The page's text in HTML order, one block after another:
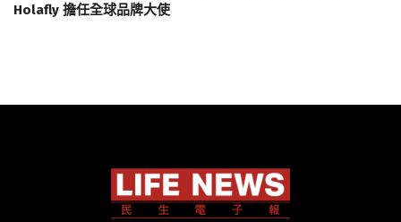
Holafly 擔任全球品牌大使